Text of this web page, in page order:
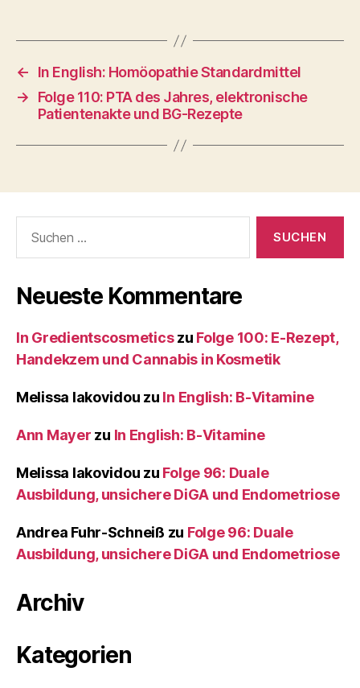
←
In English: Homöopathie Standardmittel
→
Folge 110: PTA des Jahres, elektronische
Patientenakte und BG-Rezepte
nach:
Neueste Kommentare
In Gredientscosmeticszu Folge 100: E-Rezept,
Handekzem und Cannabis in Kosmetik
Melissa Iakovidou zu In English: B-Vitamine
Ann Mayer zu In English: B-Vitamine
Melissa Iakovidou zu Folge 96: Duale
Ausbildung, unsichere DiGA und Endometriose
Andrea Fuhr-Schneiß zu Folge 96: Duale
Ausbildung, unsichere DiGA und Endometriose
Archiv
Kategorien